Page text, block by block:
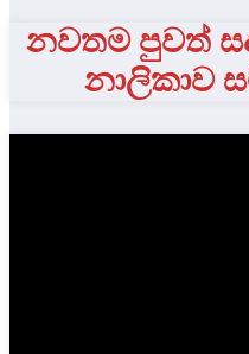
නවතම පුවත්
නාලිකාව